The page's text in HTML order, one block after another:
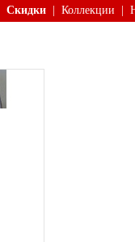
Скидки Коллекции